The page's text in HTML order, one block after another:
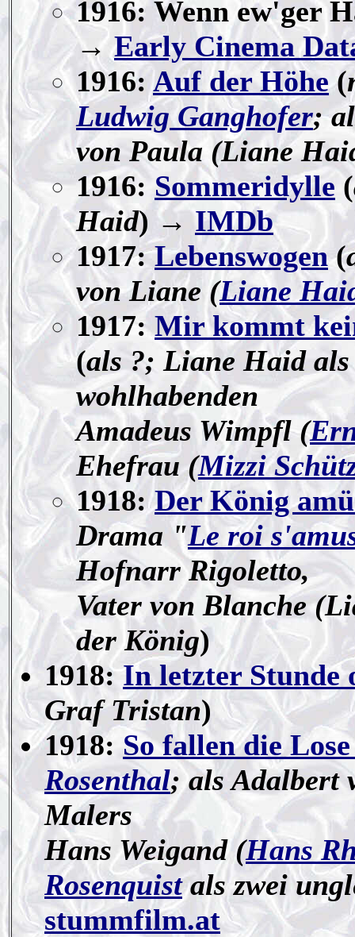
1916: Wenn ew'ger
→Early Cinema
1916:Auf der Höhe(
Ludwig Ganghofer;
von Paula (Liane
1916: Sommeridylle (
Haid) →IMDb
1917:Lebenswogen(
von Liane (Liane
1917:Mir kommt
(als ?; Liane Haid
wohlhabenden
Amadeus Wimpfl (
Ehefrau (Mizzi
1918:Der König
Drama "Le roi
Hofnarr Rigoletto,
Vater von Blanche
der König)
1918:In letzter Stunde
Graf Tristan)
1918: So fallen die
Rosenthal; als Adalbert
Malers
Hans Weigand (Hans
Rosenquistals zwei
stummfilm.at